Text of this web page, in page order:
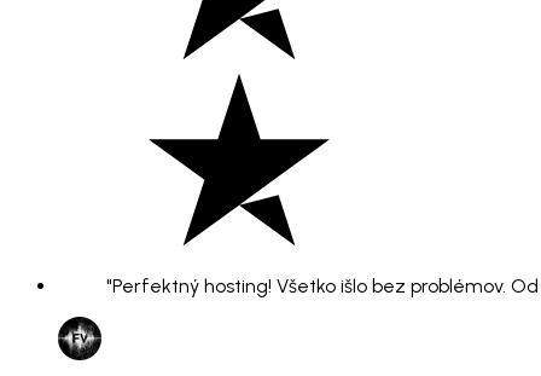
"Perfektný hosting! Všetko išlo bez problémov.